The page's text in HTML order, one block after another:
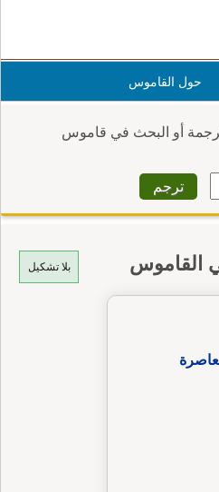
حول القاموس
أو البحث في قاموس
بلا تشكيل القاموس